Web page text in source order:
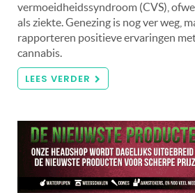
vermoeidheidssyndroom (CVS),
als ziekte. Genezing is nog ver weg,
rapporteren positieve ervaringen
cannabis.
LEES VERDER